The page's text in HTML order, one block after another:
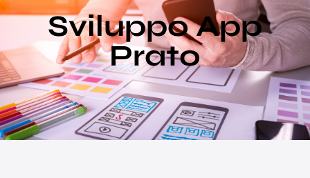
Chi Siamo
Portfolio
Blog
Supporto
Sviluppo App
Prato